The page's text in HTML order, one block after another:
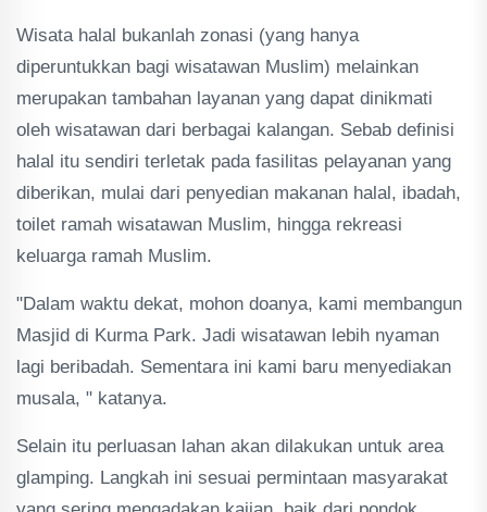
Wisata halal bukanlah zonasi (yang hanya
diperuntukkan bagi wisatawan Muslim) melainkan
merupakan tambahan layanan yang dapat dinikmati
oleh wisatawan dari berbagai kalangan. Sebab definisi
halal itu sendiri terletak pada fasilitas pelayanan yang
diberikan, mulai dari penyedian makanan halal, ibadah,
toilet ramah wisatawan Muslim, hingga rekreasi
keluarga ramah Muslim.
"Dalam waktu dekat, mohon doanya, kami membangun
Masjid di Kurma Park. Jadi wisatawan lebih nyaman
lagi beribadah. Sementara ini kami baru menyediakan
musala, " katanya.
Selain itu perluasan lahan akan dilakukan untuk area
glamping. Langkah ini sesuai permintaan masyarakat